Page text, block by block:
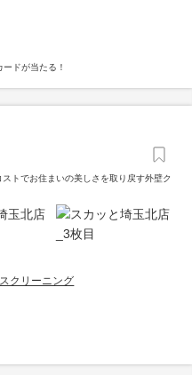
ドが当たる！
トでお住まいの美しさを取り戻す外壁ク
クリーニング